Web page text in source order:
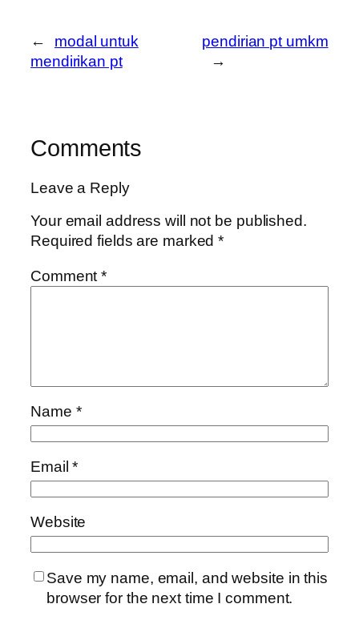
←
modal untuk
mendirikan pt
pendirian pt umkm
→
Comments
Leave a Reply
Your email address will not be published.
Required fields are marked*
Comment*
Name *
Email*
Website
Save my name, email, and website in this
browser for the next time I comment.